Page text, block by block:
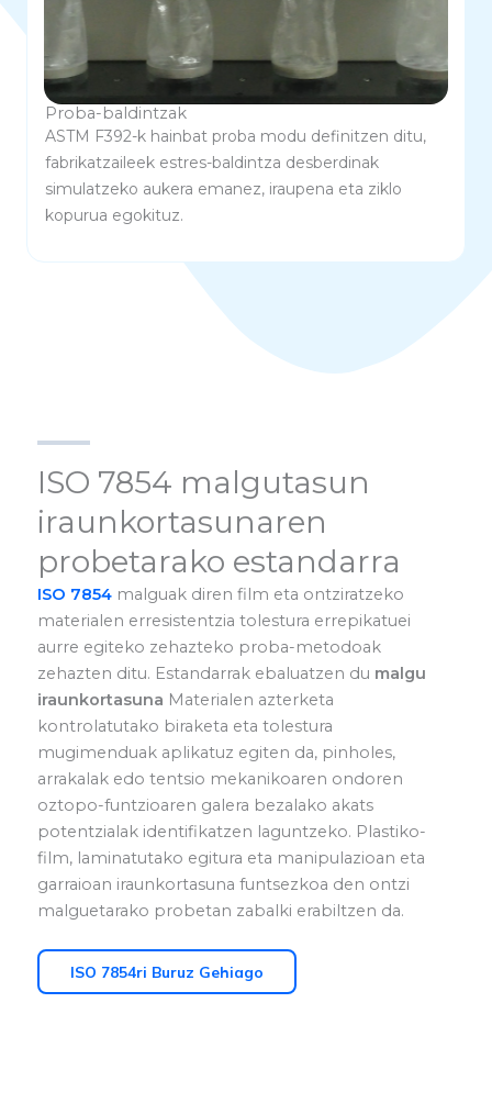
Proba-baldintzak
ASTM F392-k hainbat proba modu definitzen ditu,
fabrikatzaileek estres-baldintza desberdinak
simulatzeko aukera emanez, iraupena eta ziklo
kopurua egokituz.
ISO 7854 malgutasun
iraunkortasunaren
probetarako estandarra
ISO 7854 malguak diren film eta ontziratzeko
materialen erresistentzia tolestura errepikatuei
aurre egiteko zehazteko proba-metodoak
zehazten ditu. Estandarrak ebaluatzen du malgu
iraunkortasuna Materialen azterketa
kontrolatutako biraketa eta tolestura
mugimenduak aplikatuz egiten da, pinholes,
arrakalak edo tentsio mekanikoaren ondoren
oztopo-funtzioaren galera bezalako akats
potentzialak identifikatzen laguntzeko. Plastiko-
film, laminatutako egitura eta manipulazioan eta
garraioan iraunkortasuna funtsezkoa den ontzi
malguetarako probetan zabalki erabiltzen da.
ISO 7854ri Buruz Gehiago